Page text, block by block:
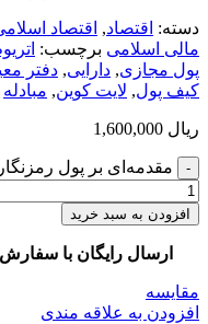
دسته: اقتصاد, اقتصاد
مالی اسلامی برچسب:
پول مجازی, دارایی, دفتر
کیف پول, لایت کوین, مبادله
ریال
مقدمه‌ای بر پول
افزودن به سبد خرید
ارسال رایگان با سفارش خرید
مقایسه
افزودن به علاقه مندی